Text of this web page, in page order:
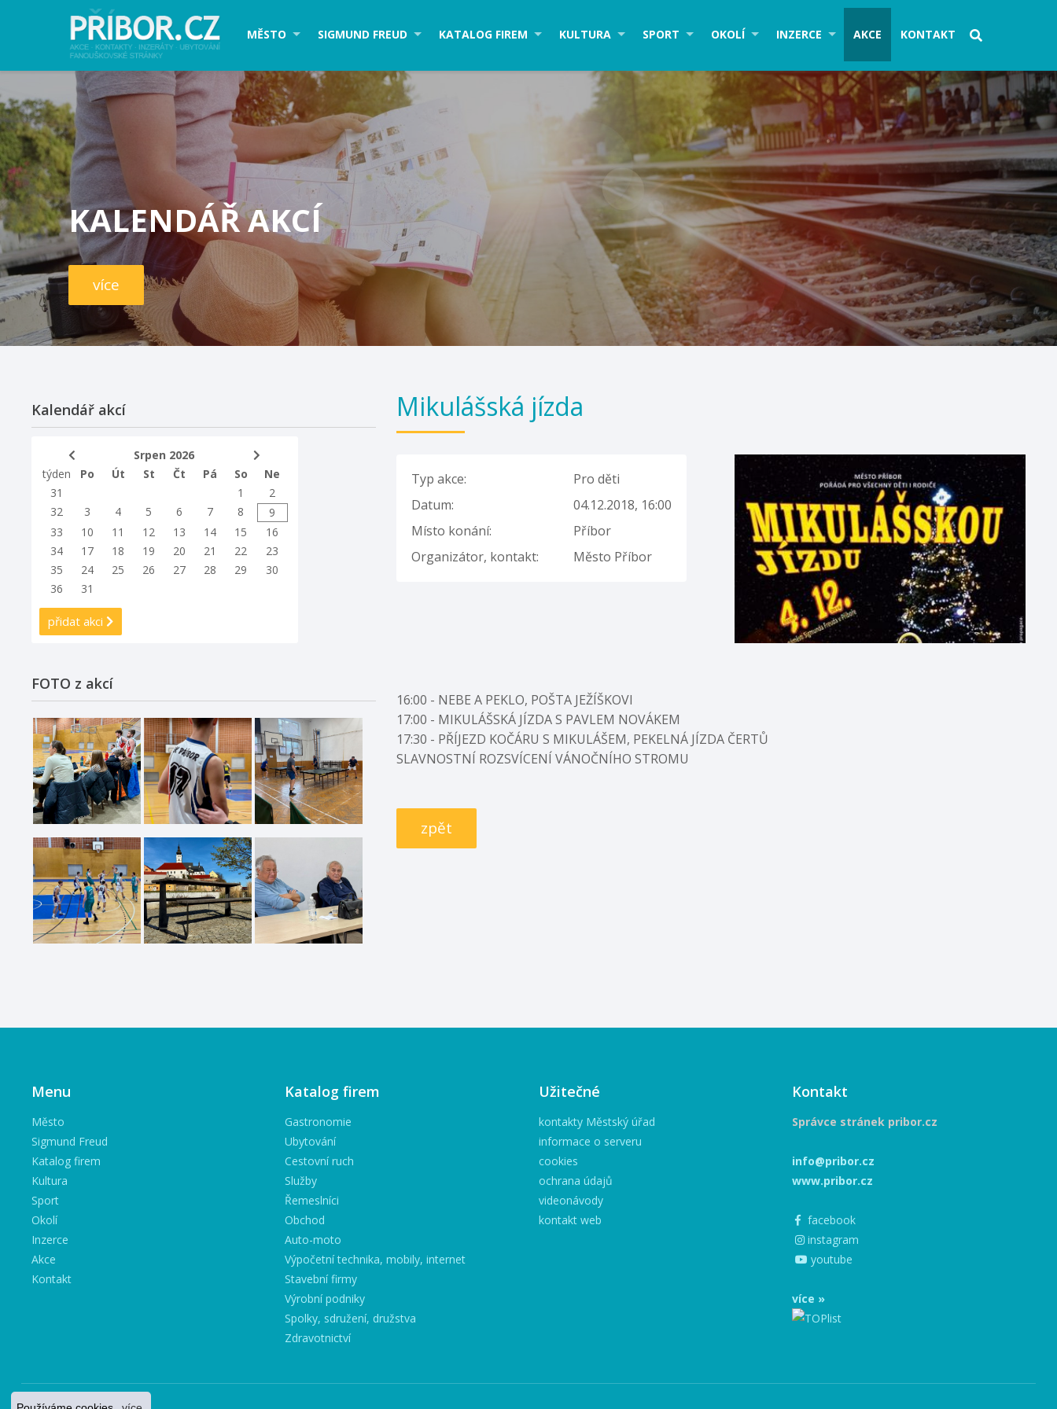
MĚSTO SIGMUND FREUD KATALOG FIREM KULTURA SPORT OKOLÍ INZERCE AKCE KONTAKT
KALENDÁŘ AKCÍ
více
Mikulášská jízda
Typ akce:
Pro děti
Datum:
04.12.2018, 16:00
Místo konání:
Příbor
Organizátor, kontakt:
Město Příbor
16:00 - NEBE A PEKLO, POŠTA JEŽÍŠKOVI
17:00 - MIKULÁŠSKÁ JÍZDA S PAVLEM NOVÁKEM
17:30 - PŘÍJEZD KOČÁRU S MIKULÁŠEM, PEKELNÁ JÍZDA ČERTŮ
SLAVNOSTNÍ ROZSVÍCENÍ VÁNOČNÍHO STROMU
zpět
Kalendář akcí
Srpen 2026
týden
Po Út St Čt Pá So
Ne
31
1
2
32
3 4 5 6 7 8
9
33
10 11 12 13 14 15
16
34
17 18 19 20 21 22
23
35
24 25 26 27 28 29
30
36
31
přidat akci
FOTO z akcí
Menu
Město
Sigmund Freud
Katalog firem
Kultura
Sport
Okolí
Inzerce
Akce
Kontakt
Katalog firem
Gastronomie
Ubytování
Cestovní ruch
Služby
Řemeslníci
Obchod
Auto-moto
Výpočetní technika, mobily, internet
Stavební firmy
Výrobní podniky
Spolky, sdružení, družstva
Zdravotnictví
Užitečné
kontakty Městský úřad
informace o serveru
cookies
ochrana údajů
videonávody
kontakt web
Kontakt
Správce stránek pribor.cz
info@pribor.cz
www.pribor.cz
facebook
instagram
youtube
více »